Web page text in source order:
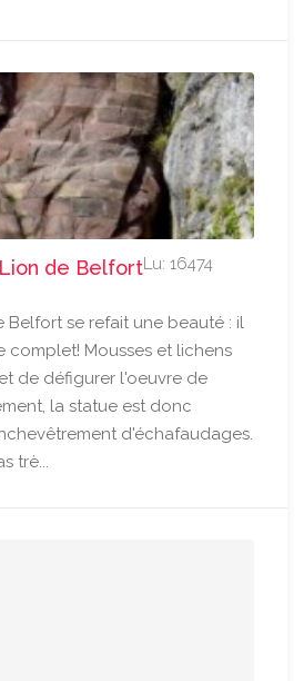
de BelfortLu: 16474
Belfort se refait une beauté : il
complet! Mousses et lichens
de défigurer l'oeuvre de
la statue est donc
d'échafaudages.
trè...